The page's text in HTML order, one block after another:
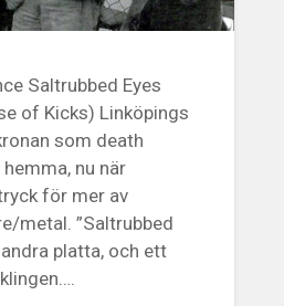
Saltrubbed Eyes
of Kicks) Linköpings
som death
nu när
för mer av
metal. ”Saltrubbed
platta, och ett